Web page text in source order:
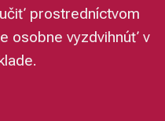
prostredníctvom
osobne vyzdvihnúť v